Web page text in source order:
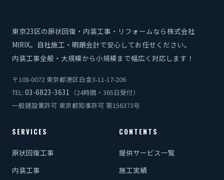
東京23区の原状回復・内装工事・リフォームなら株式会社
MIRIX。自社施工・明朗会計で安心してお任せください。
内装工事全般・大規模から小規模まで幅広く対応します！
〒108-0072 東京都港区白金3-11-17-206
TEL: 03-6823-3631 （24時間・365日受付）
一般建設業許可 東京都知事許可 第156373号
SERVICES
原状回復工事
内装工事
CONTENTS
提供サービス一覧
施工実績